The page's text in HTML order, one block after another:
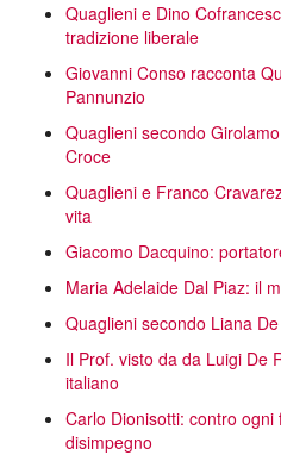
Quaglieni e Dino
tradizione liberale
Giovanni Conso racconta
Pannunzio
Quaglieni secondo
Croce
Quaglieni e Franco
vita
Giacomo Dacquino:
Maria Adelaide Dal Piaz: il
Quaglieni secondo Liana
Il Prof. visto da da Luigi De
italiano
Carlo Dionisotti: contro ogni
disimpegno